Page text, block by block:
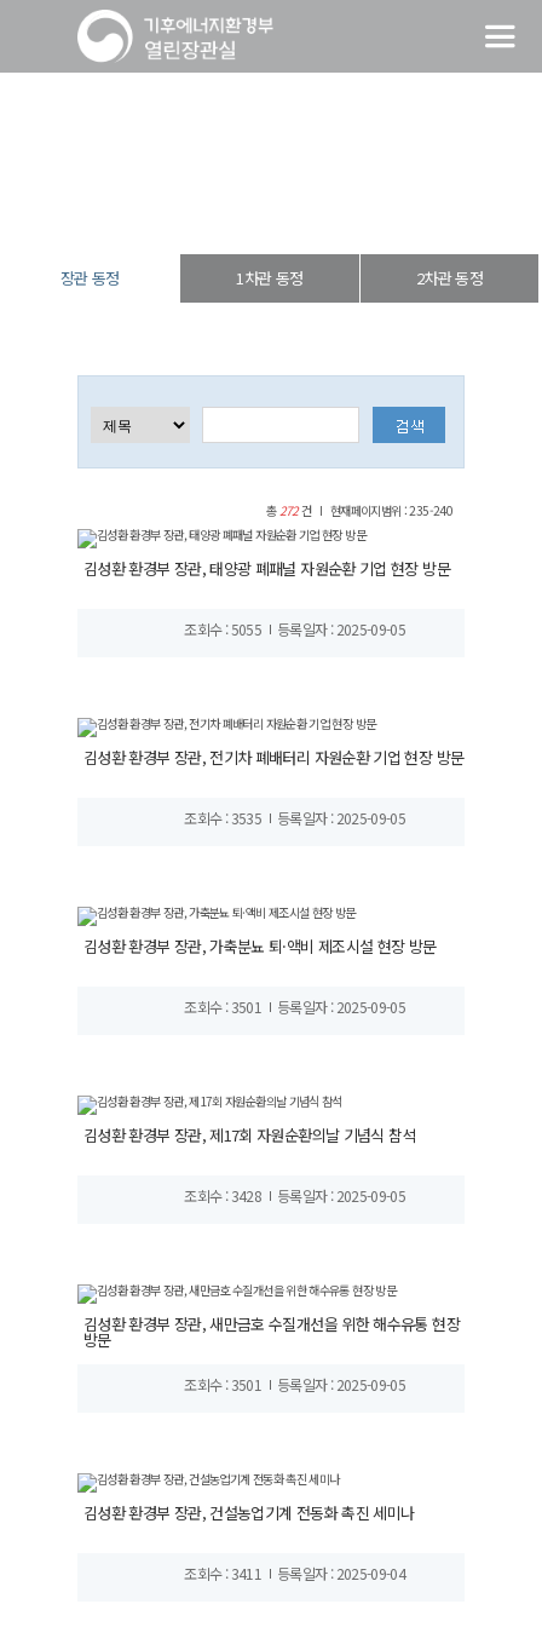
장관 동정 1차관 동정 2차관 동정
총272건 현재페이지범위 : 235-240
김성환 환경부 장관, 태양광 폐패널 자원순환 기업 현장 방문
조회수 : 5055 등록일자 : 2025-09-05
김성환 환경부 장관, 전기차 폐배터리 자원순환 기업 현장 방문
조회수 : 3535 등록일자 : 2025-09-05
김성환 환경부 장관, 가축분뇨 퇴·액비 제조시설 현장 방문
조회수 : 3501 등록일자 : 2025-09-05
김성환 환경부 장관, 제17회 자원순환의날 기념식 참석
조회수 : 3428 등록일자 : 2025-09-05
김성환 환경부 장관, 새만금호 수질개선을 위한 해수유통 현장
방문
조회수 : 3501 등록일자 : 2025-09-05
김성환 환경부 장관, 건설농업기계 전동화 촉진 세미나
조회수 : 3411 등록일자 : 2025-09-04